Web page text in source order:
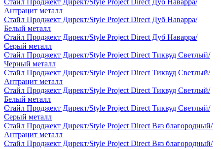
Стайл Проджект Директ/Style Project Direct Дуб Наварра/
Антрацит металл
Стайл Проджект Директ/Style Project Direct Дуб Наварра/
Белый металл
Стайл Проджект Директ/Style Project Direct Дуб Наварра/
Серый металл
Стайл Проджект Директ/Style Project Direct Тиквуд Светлый/
Черный металл
Стайл Проджект Директ/Style Project Direct Тиквуд Светлый/
Антрацит металл
Стайл Проджект Директ/Style Project Direct Тиквуд Светлый/
Белый металл
Стайл Проджект Директ/Style Project Direct Тиквуд Светлый/
Серый металл
Стайл Проджект Директ/Style Project Direct Вяз благородный/
Антрацит металл
Стайл Проджект Директ/Style Project Direct Вяз благородный/